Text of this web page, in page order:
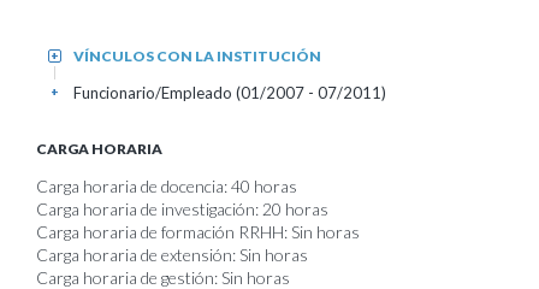
VÍNCULOS CON LA INSTITUCIÓN
+
Funcionario/Empleado (01/2007 - 07/2011)
+
CARGA HORARIA
Carga horaria de docencia: 40 horas
Carga horaria de investigación: 20 horas
Carga horaria de formación RRHH: Sin horas
Carga horaria de extensión: Sin horas
Carga horaria de gestión: Sin horas